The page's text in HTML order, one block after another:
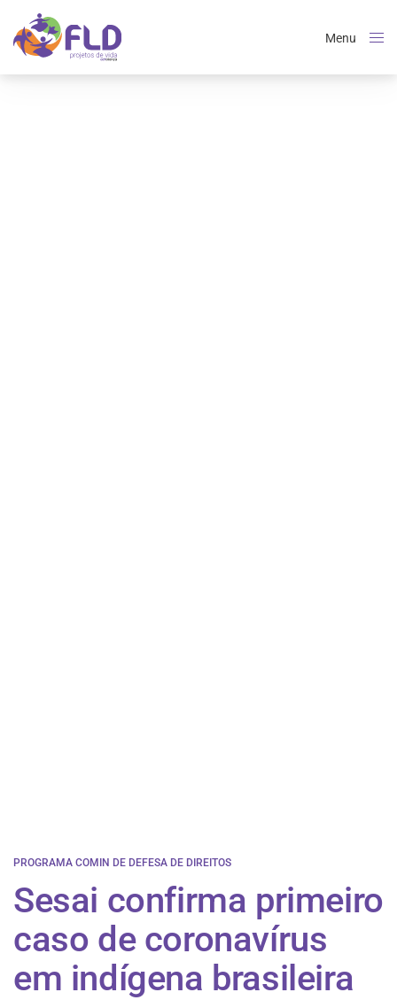
Menu
PROGRAMA COMIN DE DEFESA DE DIREITOS
Sesai confirma primeiro
caso de coronavírus
em indígena brasileira